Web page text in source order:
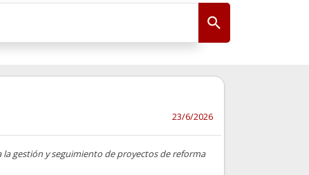
23/6/2026
gestión y seguimiento de proyectos de reforma